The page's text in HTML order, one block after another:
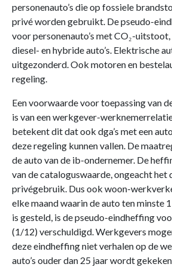
personenauto’s die op fossiele
privé worden gebruikt. De pseudo-
voor personenauto’s met CO₂-
diesel- en hybride auto’s. Elektrische
uitgezonderd. Ook motoren en
regeling.
Een voorwaarde voor toepassing van
is van een werkgever-
betekent dit dat ook dga’s met een
deze regeling kunnen vallen. De
de auto van de ib-ondernemer. De
van de cataloguswaarde, ongeacht
privégebruik. Dus ook woon-
elke maand waarin de auto ten minste
is gesteld, is de pseudo-eindheffing
(1/12) verschuldigd. Werkgevers
deze eindheffing niet verhalen op de
auto’s ouder dan 25 jaar wordt